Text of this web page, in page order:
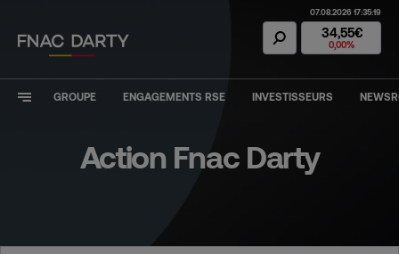
Action Fnac
07.08.2026 17:35:19
34,55€
0,00%
GROUPE ENGAGEMENTS RSE INVESTISSEURS
Action Fnac Darty